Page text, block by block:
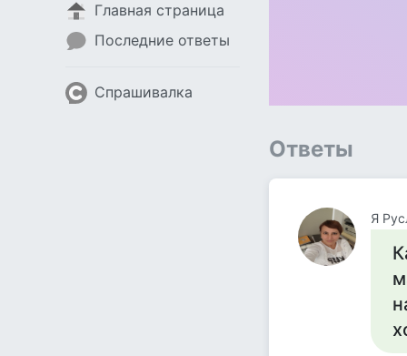
Главная страница
Последние ответы
Спрашивалка
Ответы
Я